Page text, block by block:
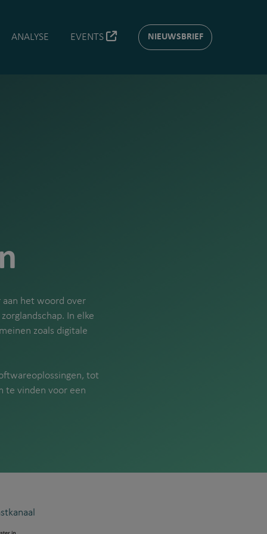
ANALYSE EVENTS NIEUWSBRIEF
het woord over
In elke
zoals digitale
tot
te vinden voor een